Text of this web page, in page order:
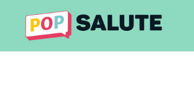
content